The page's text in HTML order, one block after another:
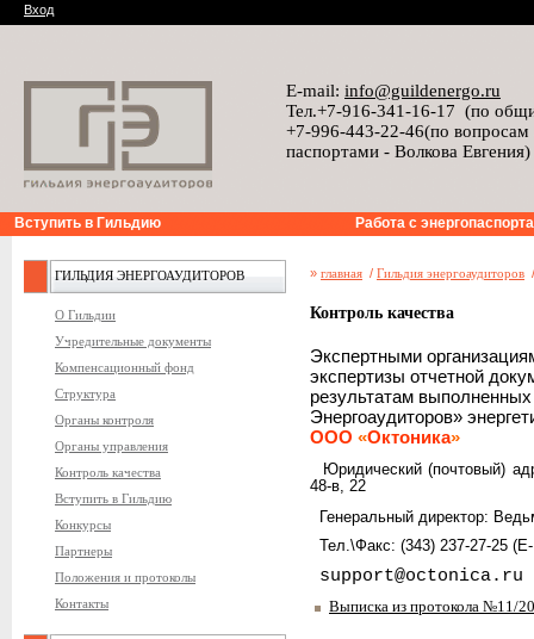
Вход
E-mail: info@guildenergo.ru
Тел.+7-916-341-16-17 (по
+7-996-443-22-46(по
паспортами - Волкова Евгения)
Вступить в Гильдию Работа с
ГИЛЬДИЯ ЭНЕРГОАУДИТОРОВ
О Гильдии
Учредительные документы
Компенсационный фонд
Структура
Органы контроля
Органы управления
Контроль качества
Вступить в Гильдию
Конкурсы
Партнеры
Положения и протоколы
Контакты
» главная / Гильдия энергоаудиторов
Контроль качества
Экспертными
экспертизы отчетной
результатам
Энергоаудиторов»
ООО «Октоника»
Юридический (почтовый)
48-в, 22
Генеральный директор:
Тел.\Факс: (343) 237-27-25
support@octonica.ru
Выписка из протокола №11/